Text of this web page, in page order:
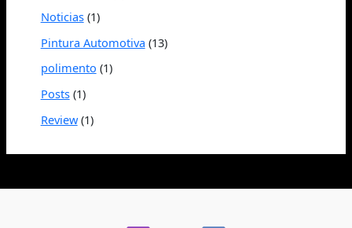
Noticias(1)
Pintura Automotiva (13)
polimento (1)
Posts(1)
Review(1)